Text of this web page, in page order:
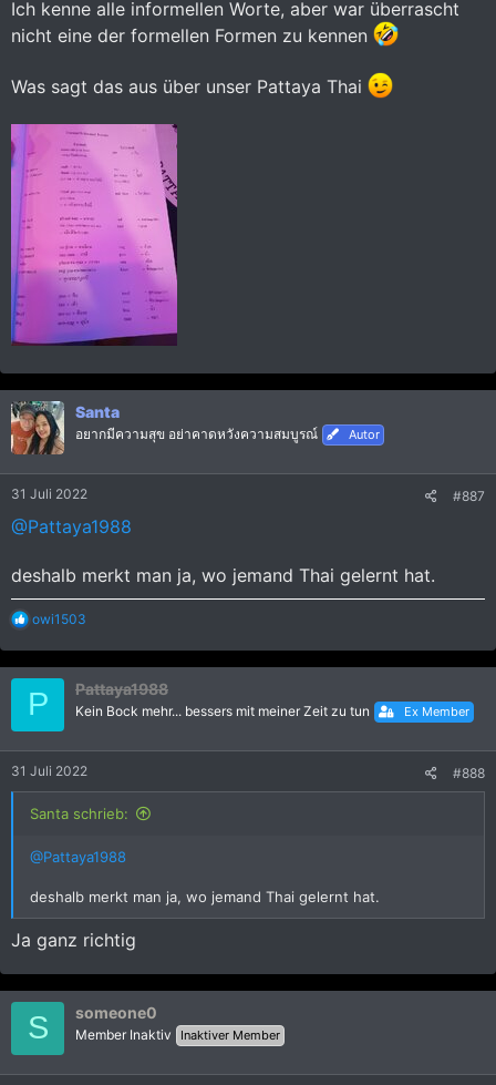
Ich kenne alle informellen Worte, aber war überrascht
nicht eine der formellen Formen zu kennen
Was sagt das aus über unser Pattaya Thai
Santa
อยากมีความสุข อย่าคาดหวังความสมบูรณ์ Autor
31 Juli 2022 #887
@Pattaya1988
deshalb merkt man ja, wo jemand Thai gelernt hat.
R
a
k
i
n
:
owi1503
P Pattaya1988
Kein Bock mehr... bessers mit meiner Zeit zu tun Ex Member
31 Juli 2022 #888
Santa schrieb:
@Pattaya1988
deshalb merkt man ja, wo jemand Thai gelernt hat.
Ja ganz richtig
S someone0
Member Inaktiv Inaktiver Member